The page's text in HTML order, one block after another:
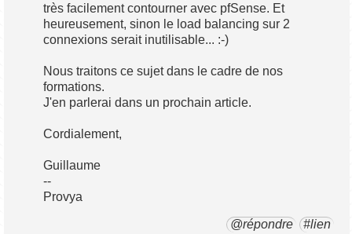
très facilement contourner avec pfSense. Et
heureusement, sinon le load balancing sur 2
connexions serait inutilisable... :-)
Nous traitons ce sujet dans le cadre de nos
formations.
J'en parlerai dans un prochain article.
Cordialement,
Guillaume
--
Provya
@répondre #lien